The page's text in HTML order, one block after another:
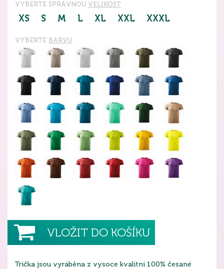
VYBERTE SPRÁVNOU VELIKOST
XS S M L XL XXL XXXL
VYBERTE BARVU
VLOŽIT DO KOŠÍKU
Trička jsou vyráběna z vysoce kvalitní 100% česané